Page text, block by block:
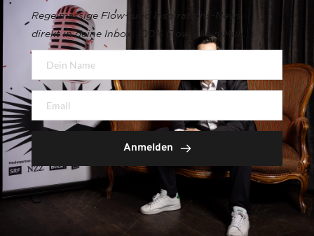
Regelmässige Flow- und Inspirations-News
direkt in deine Inbox. 100% Flow - kein Müll.
Anmelden